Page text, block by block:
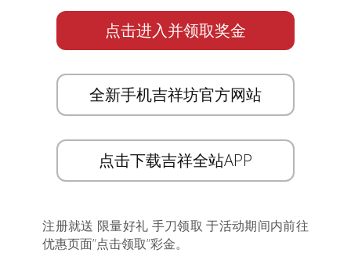
点击进入并领取奖金
全新手机吉祥坊官方网站
点击下载吉祥全站APP
注册就送 限量好礼 手刀领取 于活动期间内前往
优惠页面”点击领取”彩金。